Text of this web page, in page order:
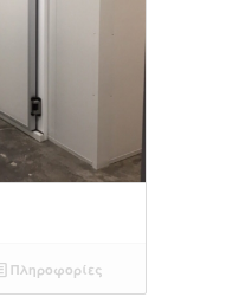
Πληροφορίες